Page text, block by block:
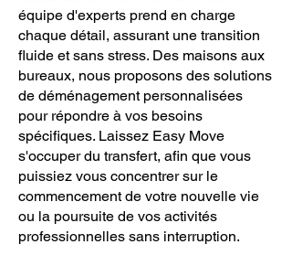
équipe d'experts prend en charge
chaque détail, assurant une transition
fluide et sans stress. Des maisons aux
bureaux, nous proposons des solutions
de déménagement personnalisées
pour répondre à vos besoins
spécifiques. Laissez Easy Move
s'occuper du transfert, afin que vous
puissiez vous concentrer sur le
commencement de votre nouvelle vie
ou la poursuite de vos activités
professionnelles sans interruption.